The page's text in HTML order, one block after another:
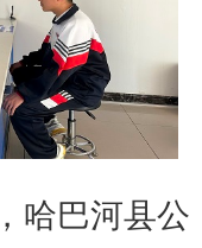
哈巴河县公